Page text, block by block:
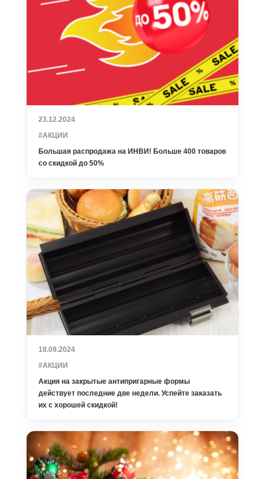
23.12.2024
#АКЦИИ
Большая распродажа на ИНВИ! Больше 400 товаров
со скидкой до 50%
18.09.2024
#АКЦИИ
Акция на закрытые антипригарные формы
действует последние две недели. Успейте заказать
их с хорошей скидкой!